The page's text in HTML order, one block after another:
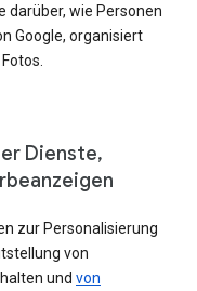
darüber, wie Personen
Google, organisiert
Dienste,
zur Personalisierung
von
und von